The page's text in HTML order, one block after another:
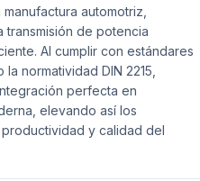
automotriz,
transmisión de potencia
Al cumplir con estándares
normatividad DIN 2215,
perfecta en
elevando así los
y calidad del